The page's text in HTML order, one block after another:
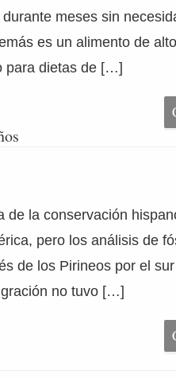
meses sin
es un alimento de
para dietas de […]
la conservación
pero los análisis de
de los Pirineos por el
no tuvo […]